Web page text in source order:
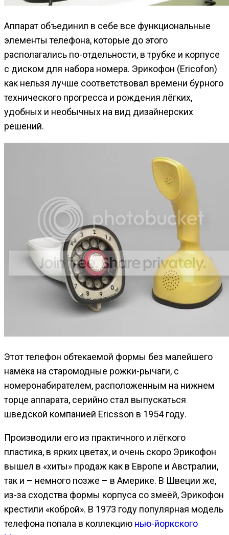
Аппарат объединил в себе все функциональные
элементы телефона, которые до этого
располагались по-отдельности, в трубке и корпусе
с диском для набора номера. Эрикофон (Ericofon)
как нельзя лучше соответствовал времени бурного
технического прогресса и рождения лёгких,
удобных и необычных на вид дизайнерских
решений.
Этот телефон обтекаемой формы без малейшего
намёка на старомодные рожки-рычаги, с
номеронабирателем, расположенным на нижнем
торце аппарата, серийно стал выпускаться
шведской компанией Ericsson в 1954 году.
Производили его из практичного и лёгкого
пластика, в ярких цветах, и очень скоро Эрикофон
вышел в «хиты» продаж как в Европе и Австралии,
так и – немного позже – в Америке. В Швеции же,
из-за сходства формы корпуса со змеёй, Эрикофон
крестили «коброй». В 1973 году популярная модель
телефона попала в коллекцию нью-йоркского